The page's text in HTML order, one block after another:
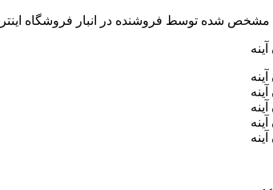
مشخص شده توسط فروشنده در انبار فروشگاه